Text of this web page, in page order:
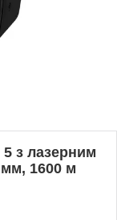
5 з лазерним
мм, 1600 м